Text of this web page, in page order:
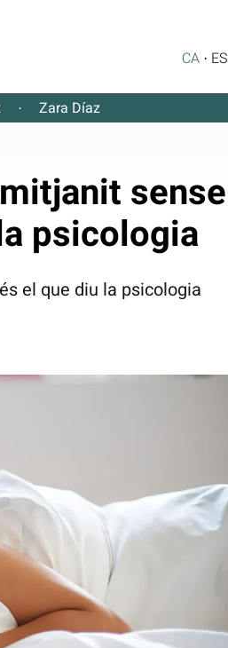
CA ES
· Zara Díaz
sense
psicologia
el que diu la psicologia